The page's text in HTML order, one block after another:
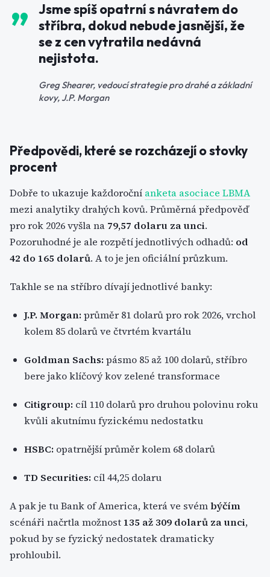
Jsme spíš opatrní s návratem do
stříbra, dokud nebude jasnější, že
se z cen vytratila nedávná
nejistota.
Greg Shearer, vedoucí strategie pro drahé a základní
kovy, J.P. Morgan
Předpovědi, které se rozcházejí o stovky
procent
Dobře to ukazuje každoroční anketa asociace LBMA
mezi analytiky drahých kovů. Průměrná předpověď
pro rok 2026 vyšla na 79,57 dolaru za unci.
Pozoruhodné je ale rozpětí jednotlivých odhadů: od
42 do 165 dolarů. A to je jen oficiální průzkum.
Takhle se na stříbro dívají jednotlivé banky:
J.P. Morgan: průměr 81 dolarů pro rok 2026, vrchol
kolem 85 dolarů ve čtvrtém kvartálu
Goldman Sachs: pásmo 85 až 100 dolarů, stříbro
bere jako klíčový kov zelené transformace
Citigroup: cíl 110 dolarů pro druhou polovinu roku
kvůli akutnímu fyzickému nedostatku
HSBC: opatrnější průměr kolem 68 dolarů
TD Securities: cíl 44,25 dolaru
A pak je tu Bank of America, která ve svémbýčím
scénáři načrtla možnost 135 až 309 dolarů za unci,
pokud by se fyzický nedostatek dramaticky
prohloubil.